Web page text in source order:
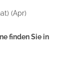
(Apr)
finden Sie in